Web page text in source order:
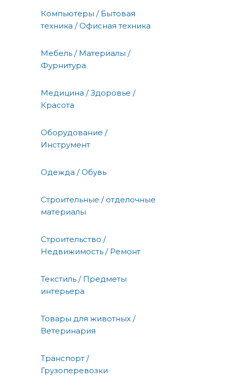
Компьютеры / Бытовая
техника / Офисная техника
Мебель / Материалы /
Фурнитура
Медицина / Здоровье /
Красота
Оборудование /
Инструмент
Одежда / Обувь
Строительные / отделочные
материалы
Строительство /
Недвижимость / Ремонт
Текстиль / Предметы
интерьера
Товары для животных /
Ветеринария
Транспорт /
Грузоперевозки